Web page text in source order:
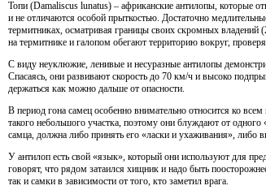
Топи (Damaliscus lunatus) – африканские антилопы, которые
и не отличаются особой прыткостью. Достаточно
термитниках, осматривая границы своих скромных
на термитнике и галопом обегают территорию вокруг,
С виду неуклюжие, ленивые и несуразные антилопы
Спасаясь, они развивают скорость до 70 км/ч и высоко
держаться как можно дальше от опасности.
В период гона самец особенно внимательно относится ко
такого небольшого участка, поэтому они блуждают от
самца, должна либо принять его «ласки и ухаживания», либо
У антилоп есть свой «язык», который они используют для
говорят, что рядом затаился хищник и надо быть
так и самки в зависимости от того, кто заметил врага.